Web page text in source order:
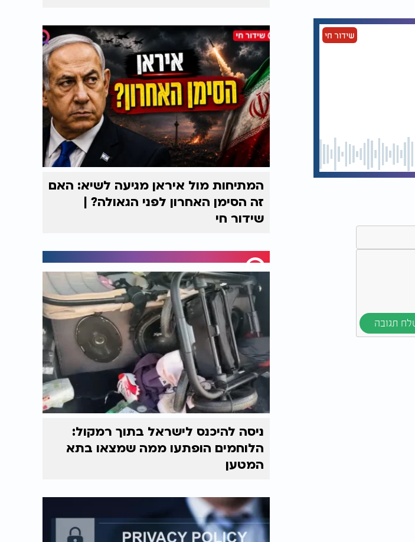
שידור חי
המתיחות מול איראן מגיעה לשיא: האם
זה הסימן האחרון לפני הגאולה? |
שידור חי
ניסה להיכנס לישראל בתוך רמקול:
הלוחמים הופתעו ממה שמצאו בתא
המטען